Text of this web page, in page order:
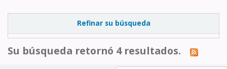
Refinar su búsqueda
Su búsqueda retornó 4 resultados.